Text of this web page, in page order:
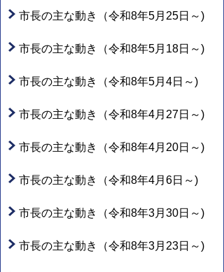
市長の主な動き（令和8年5月25日～)
市長の主な動き（令和8年5月18日～)
市長の主な動き（令和8年5月4日～)
市長の主な動き（令和8年4月27日～)
市長の主な動き（令和8年4月20日～)
市長の主な動き（令和8年4月6日～)
市長の主な動き（令和8年3月30日～)
市長の主な動き（令和8年3月23日～)